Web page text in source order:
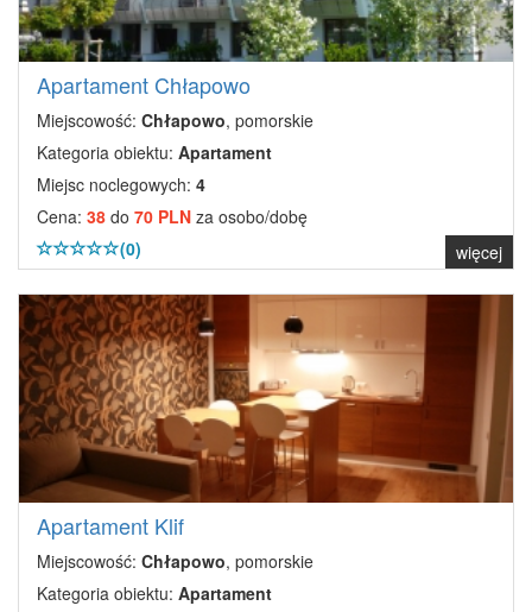
Apartament Chłapowo
Miejscowość: Chłapowo, pomorskie
Kategoria obiektu: Apartament
Miejsc noclegowych: 4
Cena: 38 do 70 PLN za osobo/dobę
(0)
więcej
Apartament Klif
Miejscowość: Chłapowo, pomorskie
Kategoria obiektu: Apartament